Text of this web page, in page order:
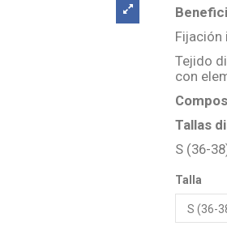
Fijación
Tejido
con
Tallas
S (36-
Talla